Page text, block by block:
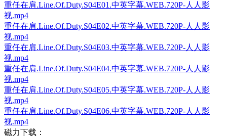
重任在肩.Line.Of.Duty.S04E01.中英字幕.WEB.720P-人人影
视.mp4
重任在肩.Line.Of.Duty.S04E02.中英字幕.WEB.720P-人人影
视.mp4
重任在肩.Line.Of.Duty.S04E03.中英字幕.WEB.720P-人人影
视.mp4
重任在肩.Line.Of.Duty.S04E04.中英字幕.WEB.720P-人人影
视.mp4
重任在肩.Line.Of.Duty.S04E05.中英字幕.WEB.720P-人人影
视.mp4
重任在肩.Line.Of.Duty.S04E06.中英字幕.WEB.720P-人人影
视.mp4
磁力下载：